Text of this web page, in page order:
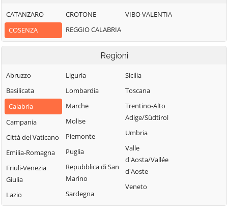
Aprigliano
Belmonte
Calabro
Bianchi
Bisignano
Bocchigliero
Bonifati
Buonvicino
Calopezzati
Campana
Piemontese
Lago
Laino Castello
Lappano
Lattarico
Longobardi
Longobucco
Lungro
Luzzi
Albanese
San Demetrio
Corone
San Donato di
San Giorgio
Albanese
San Giovanni in
Fiore
San Lorenzo
Vallo
CATANZARO
COSENZA
CROTONE
REGGIO CALABRIA
VIBO VALENTIA
Regioni
Abruzzo
Basilicata
Calabria
Campania
Città del Vaticano
Emilia-Romagna
Friuli-Venezia
Giulia
Lazio
Liguria
Lombardia
Marche
Molise
Piemonte
Puglia
Repubblica di San
Marino
Sardegna
Sicilia
Toscana
Trentino-Alto
Adige/Südtirol
Umbria
Valle
d'Aosta/Vallée
d'Aoste
Veneto